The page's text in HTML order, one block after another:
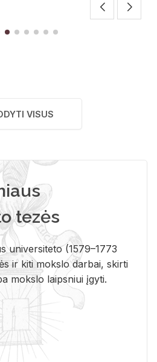
VISUS
tezės
universiteto (1579–1773
ir kiti mokslo darbai, skirti
mokslo laipsniui įgyti.